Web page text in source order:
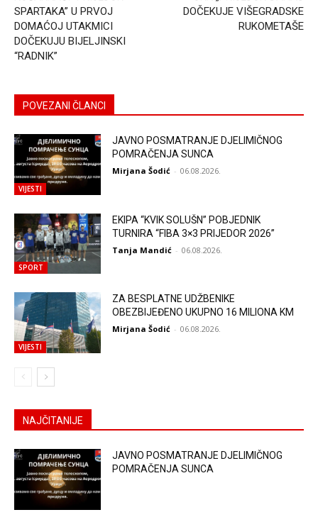
SPARTAKA” U PRVOJ
DOMAĆOJ UTAKMICI
DOČEKUJU BIJELJINSKI
“RADNIK”
DOČEKUJE VIŠEGRADSKE
RUKOMETAŠE
POVEZANI ČLANCI
VIJESTI
JAVNO POSMATRANJE DJELIMIČNOG
POMRAČENJA SUNCA
Mirjana Šodić - 06.08.2026.
SPORT
EKIPA “KVIK SOLUŠN” POBJEDNIK
TURNIRA “FIBA 3×3 PRIJEDOR 2026”
Tanja Mandić - 06.08.2026.
VIJESTI
ZA BESPLATNE UDŽBENIKE
OBEZBIJEĐENO UKUPNO 16 MILIONA KM
Mirjana Šodić - 06.08.2026.
NAJČITANIJE
JAVNO POSMATRANJE DJELIMIČNOG
POMRAČENJA SUNCA